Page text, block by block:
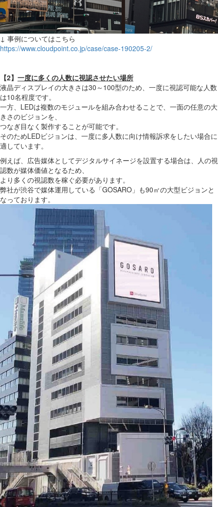
↓ 事例についてはこちら
https://www.cloudpoint.co.jp/case/case-190205-2/
【2】 一度に多くの人数に視認させたい場所
液晶ディスプレイの大きさは30～100型のため、一度に視認可能な人数
は10名程度です。
一方、LEDは複数のモジュールを組み合わせることで、一面の任意の大
きさのビジョンを、
つなぎ目なく製作することが可能です。
そのためLEDビジョンは、一度に多人数に向け情報訴求をしたい場合に
適しています。
例えば、広告媒体としてデジタルサイネージを設置する場合は、人の視
認数が媒体価値となるため、
より多くの視認数を稼ぐ必要があります。
弊社が渋谷で媒体運用している「GOSARO」も90㎡の大型ビジョンと
なっております。